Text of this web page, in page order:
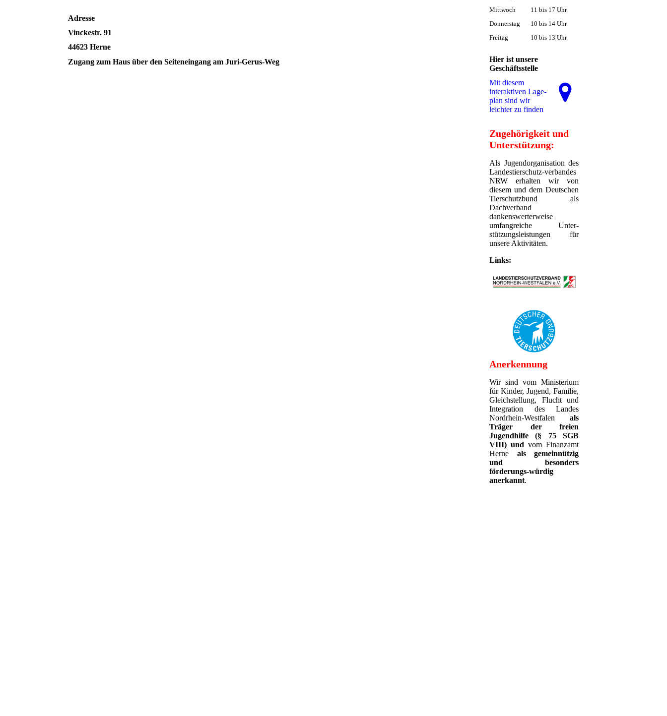
Adresse
Vinckestr. 91
44623 Herne
Zugang zum Haus über den Seiteneingang am Juri-Gerus-Weg
Mittwoch
11 bis 17 Uhr
Donnerstag
10 bis 14 Uhr
Freitag
10 bis 13 Uhr
Hier ist unsere
Geschäftsstelle
Mit diesem
interaktiven La­ge­
plan sind wir
leichter zu finden
Zugehörigkeit und
Unterstützung:
Als Jugendorganisation des
Landestierschutz-verbandes
NRW erhalten wir von
diesem und dem Deutschen
Tierschutzbund als
Dachverband
dankenswerterweise
umfangreiche Unter-
stützungsleistungen für
unsere Aktivitäten.
Links:
Anerkennung
Wir sind vom Ministerium
für Kinder, Jugend, Familie,
Gleichstellung, Flucht und
Integration des Landes
Nordrhein-Westfalen als
Träger der freien
Jugendhilfe (§ 75 SGB
VIII) und vom Finanzamt
Herne als gemeinnützig
und besonders
förderungs-würdig
anerkannt.